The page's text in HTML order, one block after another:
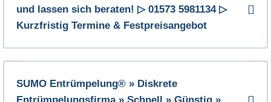
und lassen sich beraten! ▷ 01573 5981134 ▷
Kurzfristig Termine & Festpreisangebot
SUMO Entrümpelung® » Diskrete